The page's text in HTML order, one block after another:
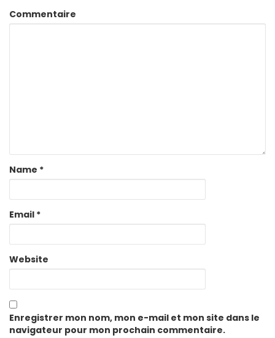
Commentaire
Name *
Email *
Website
Enregistrer mon nom, mon e-mail et mon site dans le
navigateur pour mon prochain commentaire.